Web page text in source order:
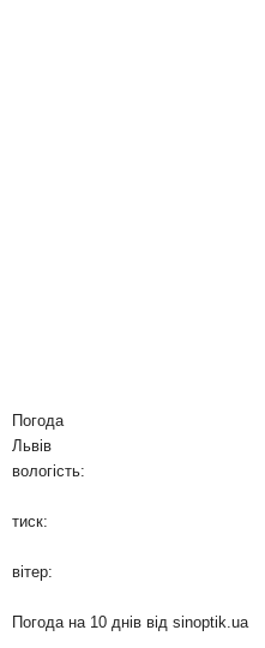
Погода
Львів
вологість:
тиск:
вітер:
Погода на 10 днів від sinoptik.ua